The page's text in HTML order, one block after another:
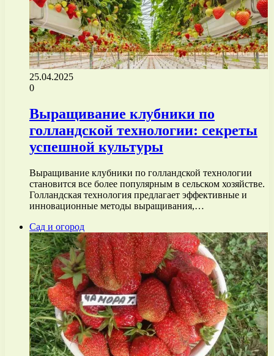
25.04.2025
0
Выращивание клубники по
голландской технологии: секреты
успешной культуры
Выращивание клубники по голландской технологии
становится все более популярным в сельском хозяйстве.
Голландская технология предлагает эффективные и
инновационные методы выращивания,…
Сад и огород